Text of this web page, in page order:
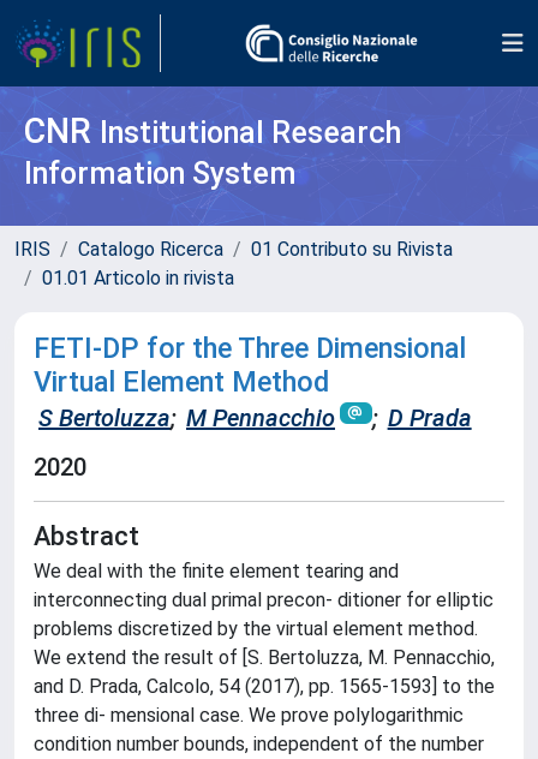
CNR Institutional Research
Information System
IRIS Catalogo Ricerca
01 Contributo su Rivista
01.01 Articolo in rivista
FETI-DP for the Three Dimensional
Virtual Element Method
S Bertoluzza; M Pennacchio ; D Prada
2020
Abstract
We deal with the finite element tearing and
interconnecting dual primal precon- ditioner for elliptic
problems discretized by the virtual element method.
We extend the result of [S. Bertoluzza, M. Pennacchio,
and D. Prada, Calcolo, 54 (2017), pp. 1565-1593] to the
three di- mensional case. We prove polylogarithmic
condition number bounds, independent of the number